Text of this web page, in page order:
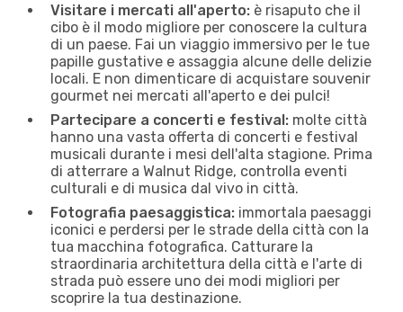
Visitare i mercati all'aperto: è risaputo che il
cibo è il modo migliore per conoscere la cultura
di un paese. Fai un viaggio immersivo per le tue
papille gustative e assaggia alcune delle delizie
locali. E non dimenticare di acquistare souvenir
gourmet nei mercati all'aperto e dei pulci!
Partecipare a concerti e festival: molte città
hanno una vasta offerta di concerti e festival
musicali durante i mesi dell'alta stagione. Prima
di atterrare a Walnut Ridge, controlla eventi
culturali e di musica dal vivo in città.
Fotografia paesaggistica: immortala paesaggi
iconici e perdersi per le strade della città con la
tua macchina fotografica. Catturare la
straordinaria architettura della città e l'arte di
strada può essere uno dei modi migliori per
scoprire la tua destinazione.